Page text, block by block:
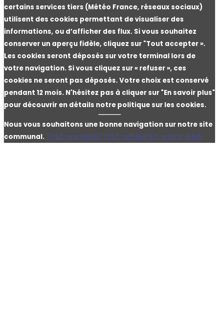
certains services tiers (Météo France, réseaux sociaux)
utilisent des cookies permettant de visualiser des
informations, ou d’afficher des flux. Si vous souhaitez
conserver un aperçu fidèle, cliquez sur "Tout accepter ».
Les cookies seront déposés sur votre terminal lors de
votre navigation. Si vous cliquez sur « refuser », ces
cookies ne seront pas déposés. Votre choix est conservé
pendant 12 mois. N'hésitez pas à cliquer sur "En savoir plus"
pour découvrir en détails notre politique sur les cookies.
Nous vous souhaitons une bonne navigation sur notre site
communal. Tout accepterTout refuserEn savoir plus